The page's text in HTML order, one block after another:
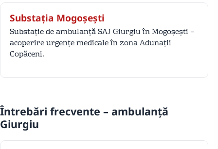
Substația Mogoșești
Substație de ambulanță SAJ Giurgiu în Mogoșești –
acoperire urgențe medicale în zona Adunații
Copăceni.
Întrebări frecvente – ambulanță
Giurgiu